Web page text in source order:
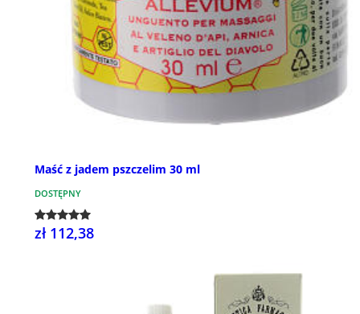
Maść z jadem pszczelim 30 ml
DOSTĘPNY
zł 112,38